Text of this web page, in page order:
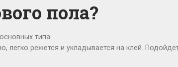
пола?
типа:
легко режется и укладывается на клей.